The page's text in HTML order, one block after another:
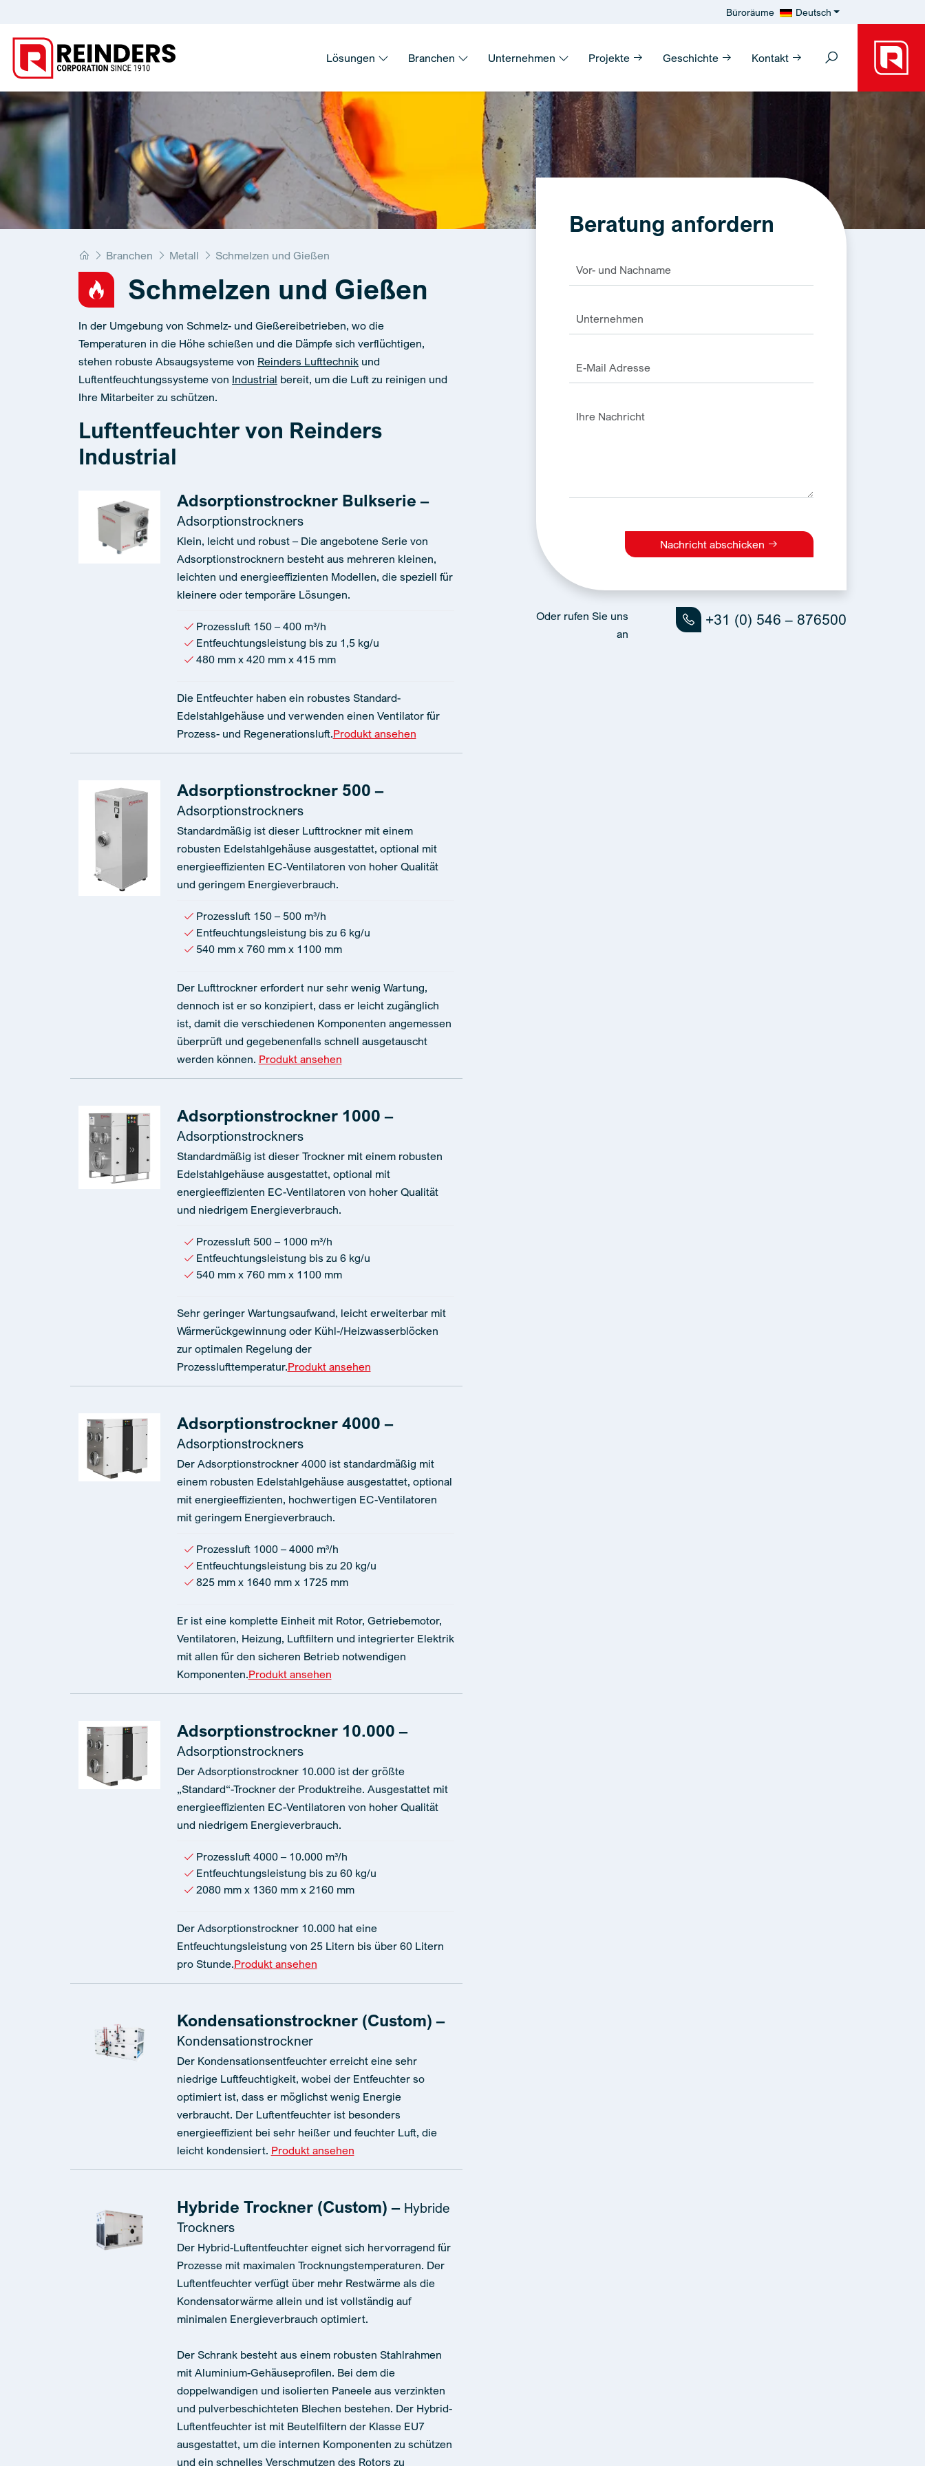
Büroräume Deutsch
Lösungen Branchen Unternehmen Projekte Geschichte Kontakt
Home
Branchen Metall Schmelzen und Gießen
Schmelzen und Gießen
In der Umgebung von Schmelz- und Gießereibetrieben, wo die
Temperaturen in die Höhe schießen und die Dämpfe sich verflüchtigen,
stehen robuste Absaugsysteme von Reinders Lufttechnik und
Luftentfeuchtungssysteme von Industrial bereit, um die Luft zu reinigen und
Ihre Mitarbeiter zu schützen.
Luftentfeuchter von Reinders
Industrial
Adsorptionstrockner Bulkserie –
Adsorptionstrockners
Klein, leicht und robust – Die angebotene Serie von
Adsorptionstrocknern besteht aus mehreren kleinen,
leichten und energieeffizienten Modellen, die speziell für
kleinere oder temporäre Lösungen.
Prozessluft 150 – 400 m³/h
Entfeuchtungsleistung bis zu 1,5 kg/u
480 mm x 420 mm x 415 mm
Die Entfeuchter haben ein robustes Standard-
Edelstahlgehäuse und verwenden einen Ventilator für
Prozess- und Regenerationsluft.Produkt ansehen
Adsorptionstrockner 500 –
Adsorptionstrockners
Standardmäßig ist dieser Lufttrockner mit einem
robusten Edelstahlgehäuse ausgestattet, optional mit
energieeffizienten EC-Ventilatoren von hoher Qualität
und geringem Energieverbrauch.
Prozessluft 150 – 500 m³/h
Entfeuchtungsleistung bis zu 6 kg/u
540 mm x 760 mm x 1100 mm
Der Lufttrockner erfordert nur sehr wenig Wartung,
dennoch ist er so konzipiert, dass er leicht zugänglich
ist, damit die verschiedenen Komponenten angemessen
überprüft und gegebenenfalls schnell ausgetauscht
werden können. Produkt ansehen
Adsorptionstrockner 1000 –
Adsorptionstrockners
Standardmäßig ist dieser Trockner mit einem robusten
Edelstahlgehäuse ausgestattet, optional mit
energieeffizienten EC-Ventilatoren von hoher Qualität
und niedrigem Energieverbrauch.
Prozessluft 500 – 1000 m³/h
Entfeuchtungsleistung bis zu 6 kg/u
540 mm x 760 mm x 1100 mm
Sehr geringer Wartungsaufwand, leicht erweiterbar mit
Wärmerückgewinnung oder Kühl-/Heizwasserblöcken
zur optimalen Regelung der
Prozesslufttemperatur.Produkt ansehen
Adsorptionstrockner 4000 –
Adsorptionstrockners
Der Adsorptionstrockner 4000 ist standardmäßig mit
einem robusten Edelstahlgehäuse ausgestattet, optional
mit energieeffizienten, hochwertigen EC-Ventilatoren
mit geringem Energieverbrauch.
Prozessluft 1000 – 4000 m³/h
Entfeuchtungsleistung bis zu 20 kg/u
825 mm x 1640 mm x 1725 mm
Er ist eine komplette Einheit mit Rotor, Getriebemotor,
Ventilatoren, Heizung, Luftfiltern und integrierter Elektrik
mit allen für den sicheren Betrieb notwendigen
Komponenten.Produkt ansehen
Adsorptionstrockner 10.000 –
Adsorptionstrockners
Der Adsorptionstrockner 10.000 ist der größte
„Standard“-Trockner der Produktreihe. Ausgestattet mit
energieeffizienten EC-Ventilatoren von hoher Qualität
und niedrigem Energieverbrauch.
Prozessluft 4000 – 10.000 m³/h
Entfeuchtungsleistung bis zu 60 kg/u
2080 mm x 1360 mm x 2160 mm
Der Adsorptionstrockner 10.000 hat eine
Entfeuchtungsleistung von 25 Litern bis über 60 Litern
pro Stunde.Produkt ansehen
Kondensationstrockner (Custom) –
Kondensationstrockner
Der Kondensationsentfeuchter erreicht eine sehr
niedrige Luftfeuchtigkeit, wobei der Entfeuchter so
optimiert ist, dass er möglichst wenig Energie
verbraucht. Der Luftentfeuchter ist besonders
energieeffizient bei sehr heißer und feuchter Luft, die
leicht kondensiert. Produkt ansehen
Hybride Trockner (Custom) – Hybride
Trockners
Der Hybrid-Luftentfeuchter eignet sich hervorragend für
Prozesse mit maximalen Trocknungstemperaturen. Der
Luftentfeuchter verfügt über mehr Restwärme als die
Kondensatorwärme allein und ist vollständig auf
minimalen Energieverbrauch optimiert.
Der Schrank besteht aus einem robusten Stahlrahmen
mit Aluminium-Gehäuseprofilen. Bei dem die
doppelwandigen und isolierten Paneele aus verzinkten
und pulverbeschichteten Blechen bestehen. Der Hybrid-
Luftentfeuchter ist mit Beutelfiltern der Klasse EU7
ausgestattet, um die internen Komponenten zu schützen
und ein schnelles Verschmutzen des Rotors zu
Beratung anfordern
Nachricht abschicken
Oder rufen Sie uns
an
+31 (0) 546 – 876500